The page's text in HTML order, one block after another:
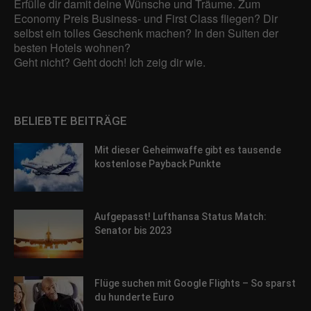
Erfülle dir damit deine Wünsche und Träume. Zum
Economy Preis Business- und First Class fliegen? Dir
selbst ein tolles Geschenk machen? In den Suiten der
besten Hotels wohnen?
Geht nicht? Geht doch! Ich zeig dir wie.
BELIEBTE BEITRÄGE
Mit dieser Geheimwaffe gibt es tausende
kostenlose Payback Punkte
Aufgepasst! Lufthansa Status Match:
Senator bis 2023
Flüge suchen mit Google Flights – So sparst
du hunderte Euro
Anzeigen- und Inhaltsmessung. Weitere Informationen über die
Verwendung Ihrer Daten finden Sie in unserer
Datenschutzerklärung.
Hier finden Sie eine Übersicht über alle verwendeten Cookies. Sie
können Ihre Einwilligung zu ganzen Kategorien geben oder sich
Alle akzeptieren
Zurück
Datenschutzeinstellungen
Essenziell (1)
Essenzielle Cookies ermöglichen grundlegende Funktionen und sind für
die einwandfreie Funktion der Website erforderlich.
Statistik Cookies erfassen Informationen anonym. Diese Informationen
helfen uns zu verstehen, wie unsere Besucher unsere Website nutzen.